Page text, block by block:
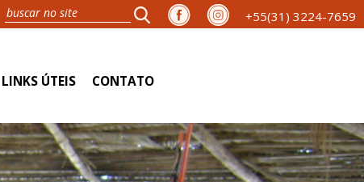
+55(31) 3224-7659
LINKS ÚTEIS CONTATO